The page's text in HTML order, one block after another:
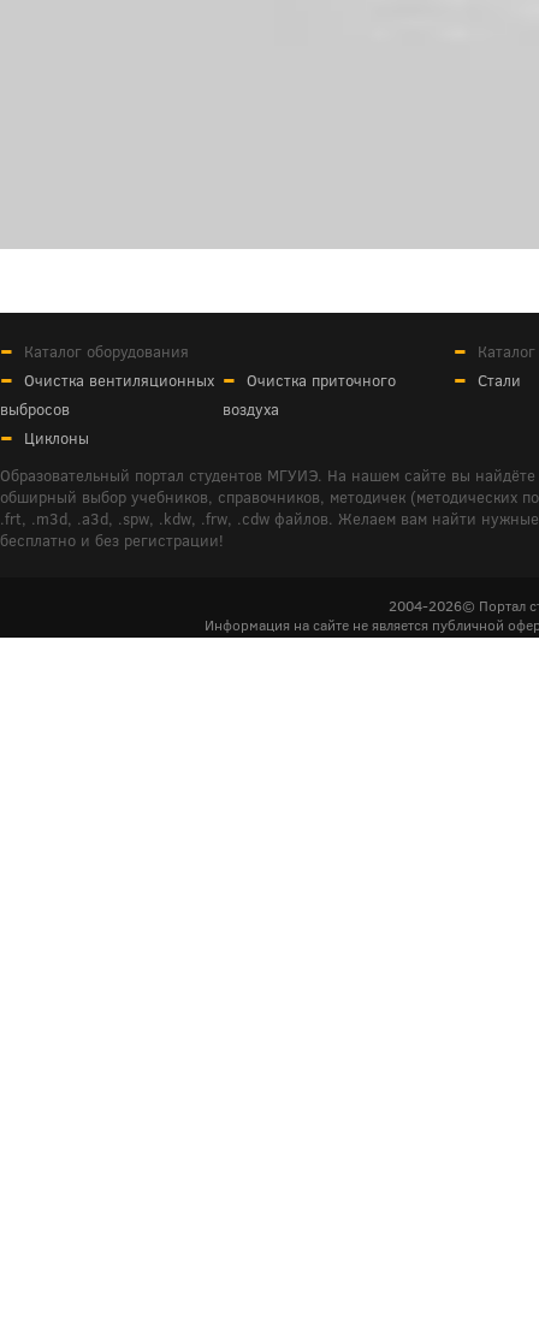
Каталог оборудования
Очистка вентиляционных
выбросов
Очистка приточного
воздуха
Циклоны
Стали
Образовательный портал студентов МГУИЭ. На нашем сайте вы
обширный выбор учебников, справочников, методичек (методических
.frt, .m3d, .a3d, .spw, .kdw, .frw, .cdw файлов. Желаем вам найти
бесплатно и без регистрации!
2004-2026© Портал
Информация на сайте не является публичной